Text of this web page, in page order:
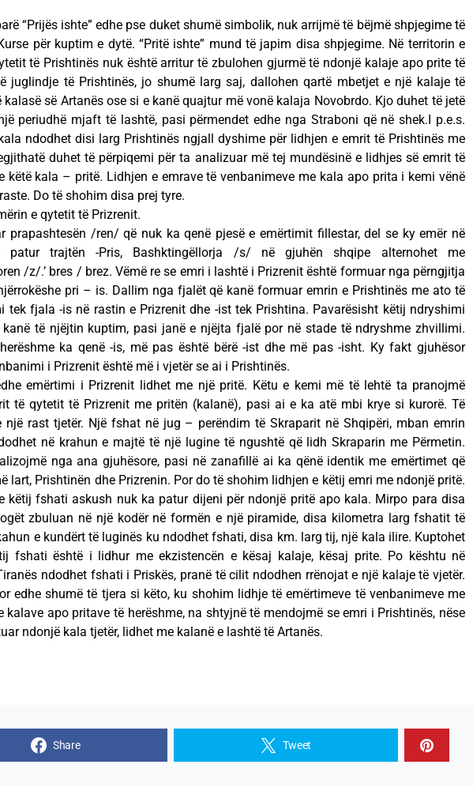
“Prijës ishte” edhe pse duket shumë simbolik, nuk arrijmë të bëjmë shpjegime të
për kuptim e dytë. “Pritë ishte” mund të japim disa shpjegime. Në territorin e
të Prishtinës nuk është arritur të zbulohen gjurmë të ndonjë kalaje apo prite të
juglindje të Prishtinës, jo shumë larg saj, dallohen qartë mbetjet e një kalaje të
kalasë së Artanës ose si e kanë quajtur më vonë kalaja Novobrdo. Kjo duhet të jetë
periudhë mjaft të lashtë, pasi përmendet edhe nga Straboni që në shek.I p.e.s.
ndodhet disi larg Prishtinës ngjall dyshime për lidhjen e emrit të Prishtinës me
duhet të përpiqemi për ta analizuar më tej mundësinë e lidhjes së emrit të
këtë kala – pritë. Lidhjen e emrave të venbanimeve me kala apo prita i kemi vënë
Do të shohim disa prej tyre.
e qytetit të Prizrenit.
prapashtesën /ren/ që nuk ka qenë pjesë e emërtimit fillestar, del se ky emër në
patur trajtën -Pris, Bashktingëllorja /s/ në gjuhën shqipe alternohet me
/z/.’ bres / brez. Vëmë re se emri i lashtë i Prizrenit është formuar nga përngjitja
pri – is. Dallim nga fjalët që kanë formuar emrin e Prishtinës me ato të
tek fjala -is në rastin e Prizrenit dhe -ist tek Prishtina. Pavarësisht këtij ndryshimi
të njëjtin kuptim, pasi janë e njëjta fjalë por në stade të ndryshme zhvillimi.
ka qenë -is, më pas është bërë -ist dhe më pas -isht. Ky fakt gjuhësor
i Prizrenit është më i vjetër se ai i Prishtinës.
emërtimi i Prizrenit lidhet me një pritë. Këtu e kemi më të lehtë ta pranojmë
të qytetit të Prizrenit me pritën (kalanë), pasi ai e ka atë mbi krye si kurorë. Të
një rast tjetër. Një fshat në jug – perëndim të Skraparit në Shqipëri, mban emrin
në krahun e majtë të një lugine të ngushtë që lidh Skraparin me Përmetin.
nga ana gjuhësore, pasi në zanafillë ai ka qënë identik me emërtimet që
lart, Prishtinën dhe Prizrenin. Por do të shohim lidhjen e këtij emri me ndonjë pritë.
këtij fshati askush nuk ka patur dijeni për ndonjë pritë apo kala. Mirpo para disa
zbuluan në një kodër në formën e një piramide, disa kilometra larg fshatit të
e kundërt të luginës ku ndodhet fshati, disa km. larg tij, një kala ilire. Kuptohet
fshati është i lidhur me ekzistencën e kësaj kalaje, kësaj prite. Po kështu në
ndodhet fshati i Priskës, pranë të cilit ndodhen rrënojat e një kalaje të vjetër.
edhe shumë të tjera si këto, ku shohim lidhje të emërtimeve të venbanimeve me
kalave apo pritave të herëshme, na shtyjnë të mendojmë se emri i Prishtinës, nëse
ndonjë kala tjetër, lidhet me kalanë e lashtë të Artanës.
Share Tweet